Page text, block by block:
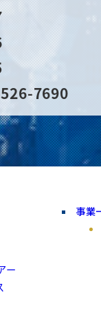
7690
ー
事業